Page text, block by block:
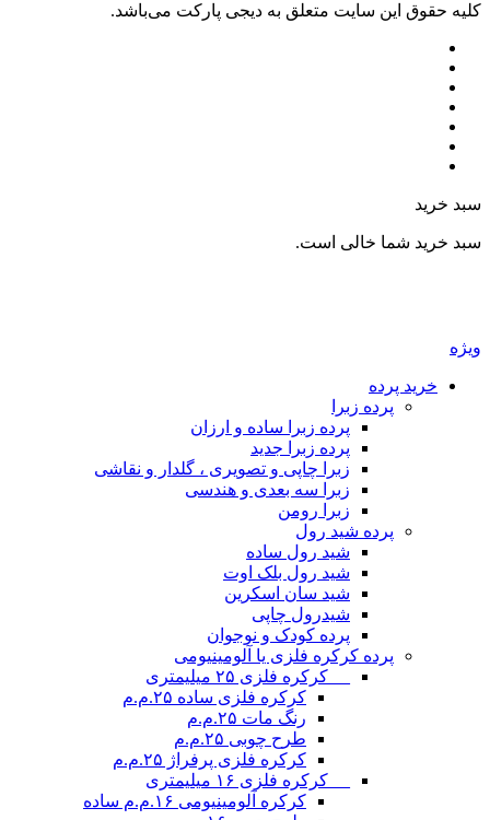
حقوق اين سايت متعلق به دیجی پارکت می‌باشد.
خرید
خرید شما خالی است.
خرید پرده
پرده زبرا
پرده زبرا ساده و ارزان
پرده زبرا جدید
زبرا چاپی و تصویری ، گلدار و نقاشی
زبرا سه بعدی و هندسی
زبرا رومن
پرده شید رول
شید رول ساده
شید رول بلک اوت
شید سان اسکرین
شیدرول چاپی
پرده کودک و نوجوان
پرده کرکره فلزی یا آلومینیومی
__ کرکره فلزی ۲۵ میلیمتری
کرکره فلزی ساده ۲۵.م.م
رنگ مات ۲۵.م.م
طرح چوبی ۲۵.م.م
کرکره فلزی پرفراژ ۲۵.م.م
__ کرکره فلزی ۱۶ میلیمتری
کرکره آلومینیومی ۱۶.م.م ساده